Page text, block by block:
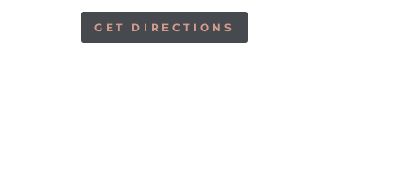
GET DIRECTIONS